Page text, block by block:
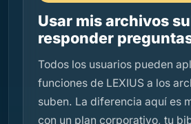
Usar mis archivos
responder
Todos los usuarios pueden
funciones de LEXIUS a los
suben. La diferencia aquí es
con un plan corporativo, tu